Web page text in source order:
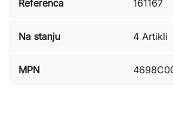
Referenca 161167
Na stanju 4 Artikli
MPN